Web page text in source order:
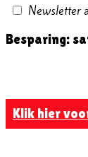
Newsletter
Besparing:
Klik hier